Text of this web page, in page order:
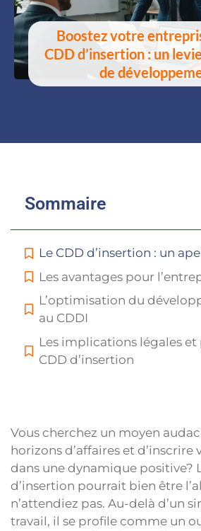
Boostez votre
CDD d’insertion : un
de
Sommaire
Le CDD d’insertion : un
Les avantages pour
L’optimisation du
au CDDI
Les implications légales
CDD d’insertion
Vous cherchez un moyen
horizons d’affaires et
dans une dynamique positive?
d’insertion pourrait bien être
n’attendiez pas. Au-delà d’un
travail, il se profile comme un